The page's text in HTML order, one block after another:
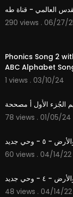
العالمي - قناة طه
290 views . 06/27/
Phonics Song 2
ABC Alphabet
1 views . 03/10/24
الجُزء الأَول أ مصححة
78 views . 01/05/24
وحي جديد
60 views . 04/14/22
وحي جديد
48 views . 04/14/22